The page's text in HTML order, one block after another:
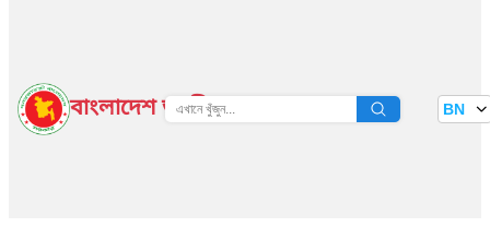
বাংলাদেশ জাতীয় তথ্য বাতায়ন BN